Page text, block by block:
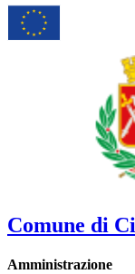
Comune di
Amministrazione